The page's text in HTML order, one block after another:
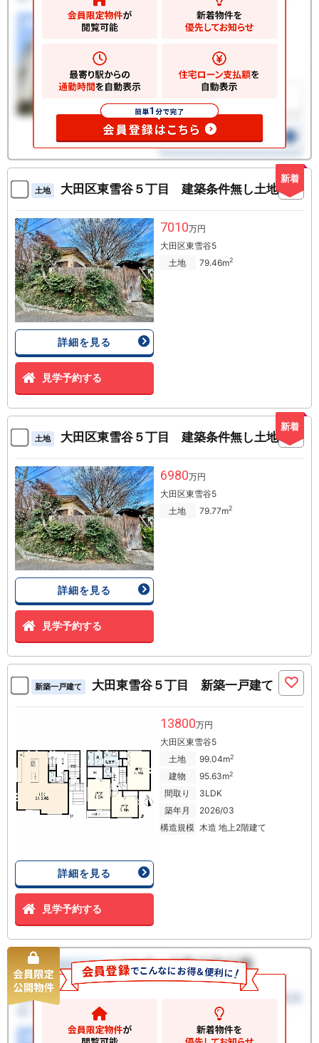
新着
土地 大田区東雪谷５丁目 建築条件無し土地
詳細を見る
見学予約する
7010万円
大田区東雪谷5
土地
79.46m2
新着
土地 大田区東雪谷５丁目 建築条件無し土地
詳細を見る
見学予約する
6980万円
大田区東雪谷5
土地
79.77m2
新築一戸建て 大田東雪谷５丁目 新築一戸建て
詳細を見る
見学予約する
13800万円
大田区東雪谷5
土地
99.04m2
建物 95.63m2
間取り
3LDK
築年月
2026/03
構造規模 木造 地上2階建て